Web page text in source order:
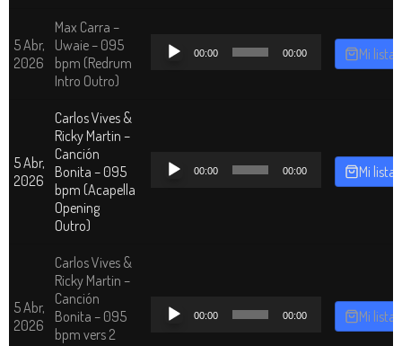
5 Abr,
2026
Max Carra –
Uwaie – 095
bpm (Redrum
Intro Outro)
Reproductor
00:00 00:00 Mi lista
5 Abr,
2026
Carlos Vives &
Ricky Martin –
Canción
Bonita – 095
bpm (Acapella
Opening
Outro)
Reproductor
00:00 00:00 Mi lista
5 Abr,
2026
Carlos Vives &
Ricky Martin –
Canción
Bonita – 095
bpm vers 2
Reproductor
00:00 00:00 Mi lista